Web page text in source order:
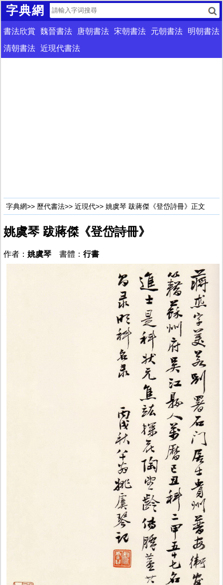
字典網
書法欣賞 魏晉書法 唐朝書法 宋朝書法 元朝書法
明朝書法
清朝書法 近現代書法
字典網>> 歷代書法>> 近現代>> 姚虞琴 跋蔣傑《登岱詩冊》正文
姚虞琴 跋蔣傑《登岱詩冊》
作者： 姚虞琴 書體： 行書